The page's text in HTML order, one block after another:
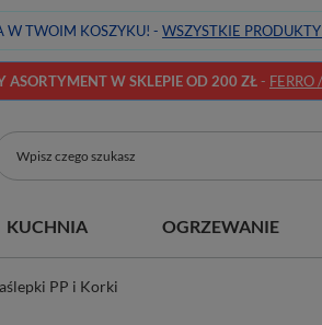
W TWOIM KOSZYKU! - WSZYSTKIE
ASORTYMENT W SKLEPIE OD 200 ZŁ-
KUCHNIA OGRZEWANIE
PP i Korki